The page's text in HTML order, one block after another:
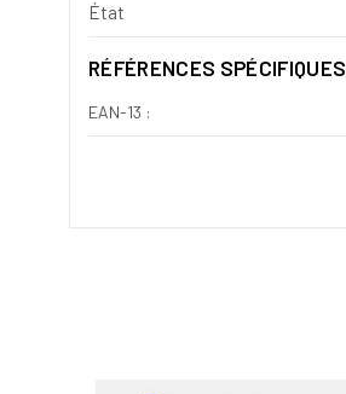
État
RÉFÉRENCES SPÉCIFIQUES
EAN-13 :